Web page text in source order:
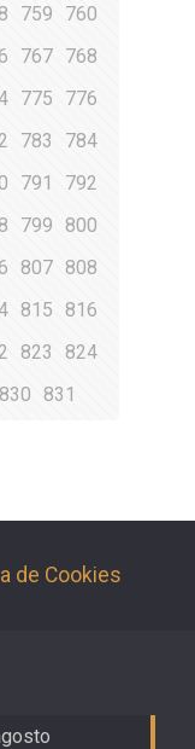
759
760
767 768
775
776
783
784
791
792
799
800
807 808
815
816
823
824
830 831
de Cookies